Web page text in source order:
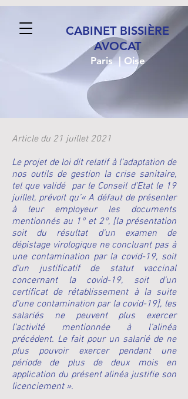
CABINET BISSIÈRE
AVOCAT
Paris | Oise
Article du 21 juillet 2021
Le projet de loi dit relatif à l’adaptation de
nos outils de gestion la crise sanitaire,
tel que validé par le Conseil d’Etat le 19
juillet, prévoit qu’« A défaut de présenter
à leur employeur les documents
mentionnés au 1° et 2°, [la présentation
soit du résultat d'un examen de
dépistage virologique ne concluant pas à
une contamination par la covid-19, soit
d'un justificatif de statut vaccinal
concernant la covid-19, soit d'un
certificat de rétablissement à la suite
d'une contamination par la covid-19], les
salariés ne peuvent plus exercer
l’activité mentionnée à l’alinéa
précédent. Le fait pour un salarié de ne
plus pouvoir exercer pendant une
période de plus de deux mois en
application du présent alinéa justifie son
licenciement ».